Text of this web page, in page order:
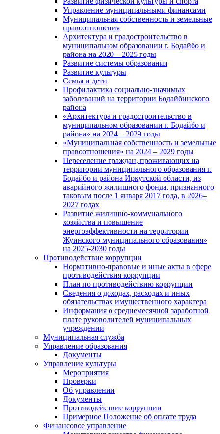
Управление муниципальными финансами
Муниципальная собственность и земельные
правоотношения
Архитектура и градостроительство в
муниципальном образовании г. Бодайбо и
района на 2020 – 2025 годы
Развитие системы образования
Развитие культуры
Семья и дети
Профилактика социально-значимых
заболеваний на территории Бодайбинского
района
«Архитектура и градостроительство в
муниципальном образовании г. Бодайбо и
района» на 2024 – 2029 годы
«Муниципальная собственность и земельные
правоотношения» на 2024 – 2029 годы
Переселение граждан, проживающих на
территории муниципального образования г.
Бодайбо и района Иркутской области, из
аварийного жилищного фонда, признанного
таковым после 1 января 2017 года, в 2026–
2027 годах
Развитие жилищно-коммунального
хозяйства и повышение
энергоэффективности на территории
Жуинского муниципального образования»
на 2025-2030 годы
Противодействие коррупции
Нормативно-правовые и иные акты в сфере
противодействия коррупции
План по противодействию коррупции
Сведения о доходах, расходах и иных
обязательствах имущественного характера
Информация о среднемесячной заработной
плате руководителей муниципальных
учреждений
Муниципальная служба
Управление образования
Документы
Управление культуры
Мероприятия
Проверки
Об управлении
Документы
Противодействие коррупции
Примерное Положение об оплате труда
Финансовое управление